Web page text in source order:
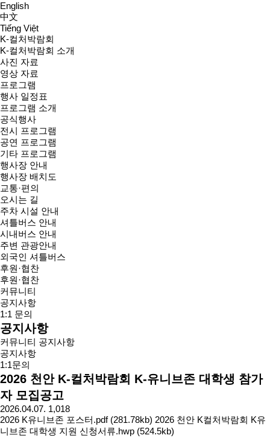
English
中文
Tiếng Việt
K-컬처박람회
K-컬처박람회 소개
사진 자료
영상 자료
프로그램
행사 일정표
프로그램 소개
공식행사
전시 프로그램
공연 프로그램
기타 프로그램
행사장 안내
행사장 배치도
교통·편의
오시는 길
주차 시설 안내
셔틀버스 안내
시내버스 안내
주변 관광안내
외국인 셔틀버스
후원·협찬
후원·협찬
커뮤니티
공지사항
1:1 문의
공지사항
커뮤니티 공지사항
공지사항
1:1문의
2026 천안 K-컬처박람회 K-유니브존 대학생 참가
자 모집공고
2026.04.07. 1,018
2026 K유니브존 포스터.pdf (281.78kb) 2026 천안 K컬처박람회 K유
니브존 대학생 지원 신청서류.hwp (524.5kb)